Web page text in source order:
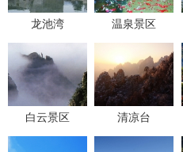
龙池湾 温泉景区
白云景区 清凉台